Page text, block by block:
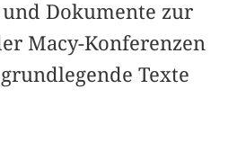
Dokumente zur
Macy-Konferenzen
Texte